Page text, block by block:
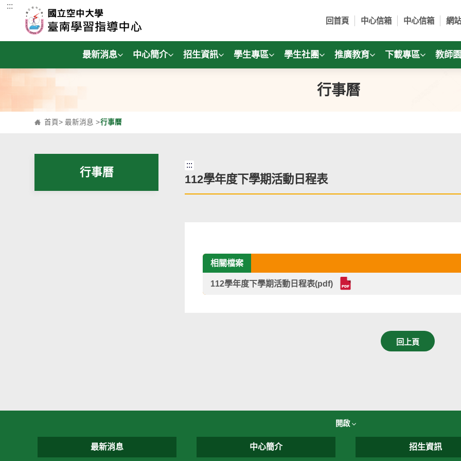
跳到主要內容區塊
:::
回首頁
中心信箱 中心信箱 網
最新消息 中心簡介 招生資訊 學生專區 學生社團 推廣教育 下載專區 教師
行事曆
首頁>最新消息 >行事曆
行事曆
:::
112學年度下學期活動日程表
相關檔案
112學年度下學期活動日程表(pdf)
回上頁
開啟
最新消息 中心簡介 招生資訊